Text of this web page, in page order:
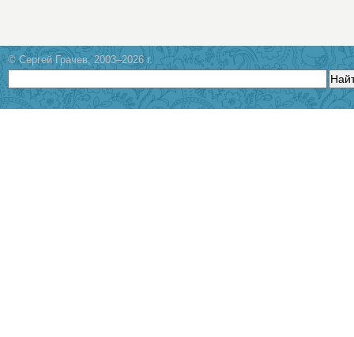
© Сергей Грачев, 2003–2026 г.